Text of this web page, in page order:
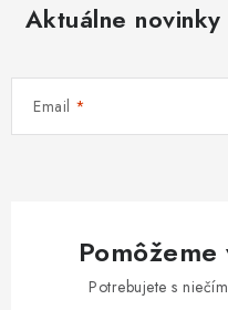
Aktuálne
Email
Potrebujete s